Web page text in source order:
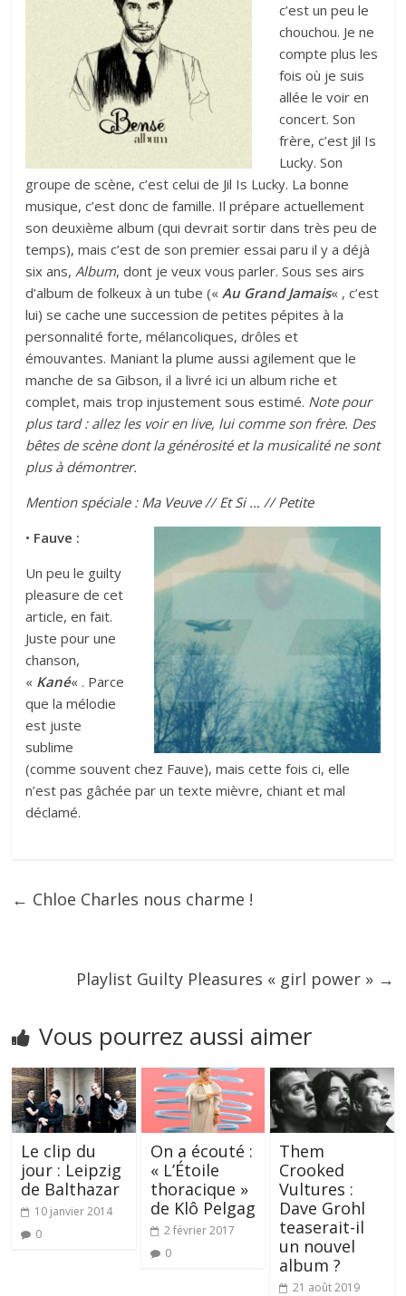
c’est un peu le
chouchou. Je ne
compte plus les
fois où je suis
allée le voir en
concert. Son
frère, c’est Jil Is
Lucky. Son
groupe de scène, c’est celui de Jil Is Lucky. La bonne
musique, c’est donc de famille. Il prépare actuellement
son deuxième album (qui devrait sortir dans très peu de
temps), mais c’est de son premier essai paru il y a déjà
six ans,Album, dont je veux vous parler. Sous ses airs
d’album de folkeux à un tube («Au GrandJamais« , c’est
lui) se cache une succession de petites pépites à la
personnalité forte, mélancoliques, drôles et
émouvantes. Maniant la plume aussi agilement que le
manche de sa Gibson, il a livré ici un album riche et
complet, mais trop injustement sous estimé. Note pour
plus tard : allez les voir en live, lui comme son frère. Des
bêtes de scène dont la générosité et la musicalité ne sont
plus à démontrer.
Mention spéciale : Ma Veuve//Et Si …//Petite
• Fauve :
Un peu le guilty
pleasure de cet
article, en fait.
Juste pour une
chanson,
« Kané« . Parce
que la mélodie
est juste
sublime
(comme souvent chez Fauve), mais cette fois ci, elle
n’est pas gâchée par un texte mièvre, chiant et mal
déclamé.
← Chloe Charles nous charme !
Playlist Guilty Pleasures « girl power » →
Vous pourrez aussi aimer
Le clip du
jour : Leipzig
de Balthazar
10 janvier 2014
0
On a écouté :
« L’Étoile
thoracique »
de Klô Pelgag
2 février 2017
0
Them
Crooked
Vultures :
Dave Grohl
teaserait-il
un nouvel
album ?
21 août 2019